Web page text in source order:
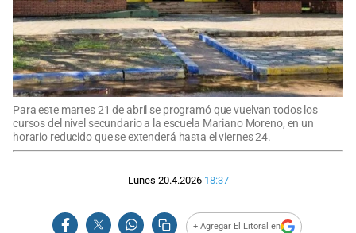
Para este martes 21 de abril se programó que vuelvan todos los
cursos del nivel secundario a la escuela Mariano Moreno, en un
horario reducido que se extenderá hasta el viernes 24.
Lunes 20.4.2026 18:37
+ Agregar El Litoral en